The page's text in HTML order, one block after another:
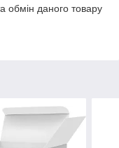
обмін даного товару